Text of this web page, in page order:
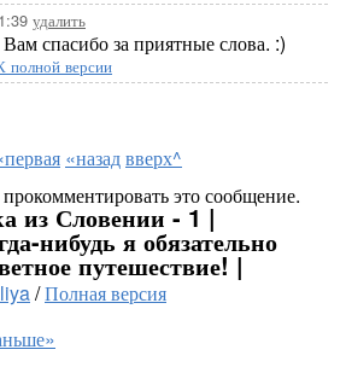
удалить
спасибо за приятные слова. :)
полной версии
«назадвверх^
это сообщение.
из Словении - 1 |
нибудь я обязательно
путешествие! |
/Полная версия